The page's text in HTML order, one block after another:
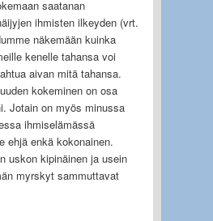
saatanan
ihmisten ilkeyden (vrt.
näkemään kuinka
kenelle tahansa voi
aivan mitä tahansa.
kokeminen on osa
Jotain on myös minussa
ihmiselämässä
ehjä enkä kokonainen.
uskon kipinäinen ja usein
myrskyt sammuttavat